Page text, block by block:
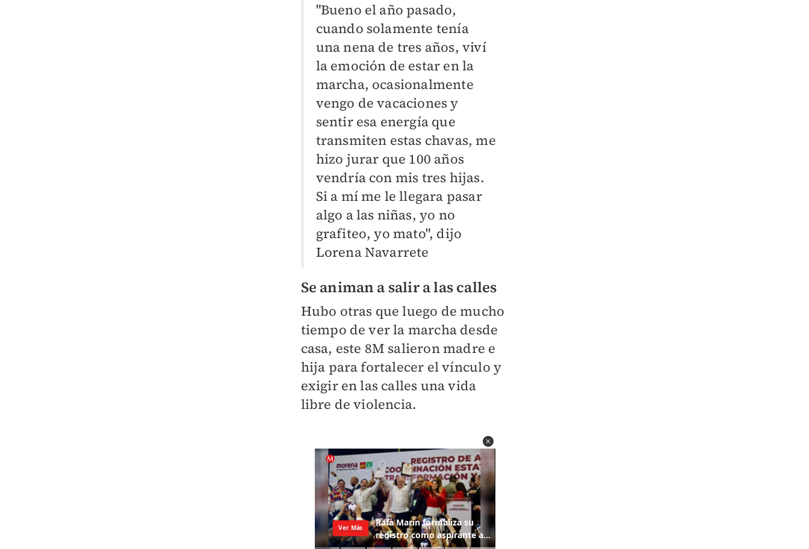
"Bueno el año pasado,
cuando solamente tenía
una nena de tres años, viví
la emoción de estar en la
marcha, ocasionalmente
vengo de vacaciones y
sentir esa energía que
transmiten estas chavas, me
hizo jurar que 100 años
vendría con mis tres hijas.
Si a mí me le llegara pasar
algo a las niñas, yo no
grafiteo, yo mato", dijo
Lorena Navarrete
Se animan a salir a las calles
Hubo otras que luego de mucho
tiempo de ver la marcha desde
casa, este 8M salieron madre e
hija para fortalecer el vínculo y
exigir en las calles una vida
libre de violencia.